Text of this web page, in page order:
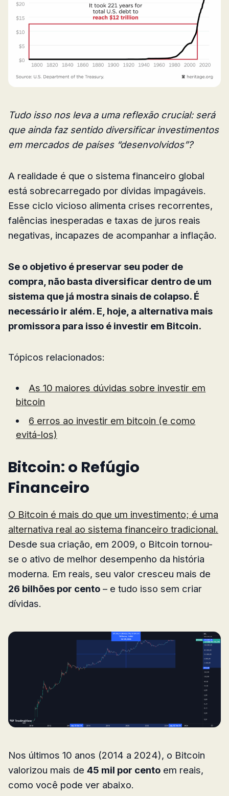
Tudo isso nos leva a uma reflexão crucial: será
que ainda faz sentido diversificar investimentos
em mercados de países “desenvolvidos”?
A realidade é que o sistema financeiro global
está sobrecarregado por dívidas impagáveis.
Esse ciclo vicioso alimenta crises recorrentes,
falências inesperadas e taxas de juros reais
negativas, incapazes de acompanhar a inflação.
Se o objetivo é preservar seu poder de
compra, não basta diversificar dentro de um
sistema que já mostra sinais de colapso. É
necessário ir além. E, hoje, a alternativa mais
promissora para isso é investir em Bitcoin.
Tópicos relacionados:
As 10 maiores dúvidas sobre investir em
bitcoin
6 erros ao investir em bitcoin (e como
evitá-los)
Bitcoin: o Refúgio
Financeiro
O Bitcoin é mais do que um investimento; é uma
alternativa real ao sistema financeiro tradicional.
Desde sua criação, em 2009, o Bitcoin tornou-
se o ativo de melhor desempenho da história
moderna. Em reais, seu valor cresceu mais de
26 bilhões por cento – e tudo isso sem criar
dívidas.
Nos últimos 10 anos (2014 a 2024), o Bitcoin
valorizou mais de 45 mil por cento em reais,
como você pode ver abaixo.